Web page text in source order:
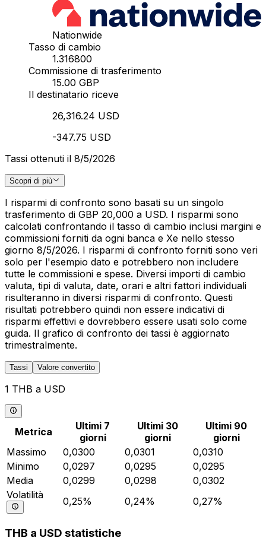
Nationwide
Tasso di cambio
1.316800
Commissione di trasferimento
15.00 GBP
Il destinatario riceve
26,316.24 USD
-347.75 USD
Tassi ottenuti il 8/5/2026
Scopri di più
I risparmi di confronto sono basati su un singolo
trasferimento di GBP 20,000 a USD. I risparmi sono
calcolati confrontando il tasso di cambio inclusi margini e
commissioni forniti da ogni banca e Xe nello stesso
giorno 8/5/2026. I risparmi di confronto forniti sono veri
solo per l'esempio dato e potrebbero non includere
tutte le commissioni e spese. Diversi importi di cambio
valuta, tipi di valuta, date, orari e altri fattori individuali
risulteranno in diversi risparmi di confronto. Questi
risultati potrebbero quindi non essere indicativi di
risparmi effettivi e dovrebbero essere usati solo come
guida. Il grafico di confronto dei tassi è aggiornato
trimestralmente.
Tassi Valore convertito
1 THB a USD
Metrica
Ultimi 7
giorni
Ultimi 30
giorni
Ultimi 90
giorni
Massimo
0,0300 0,0301
0,0310
Minimo
0,0297 0,0295
0,0295
Media
0,0299 0,0298
0,0302
Volatilità
0,25% 0,24% 0,27%
THB a USD statistiche